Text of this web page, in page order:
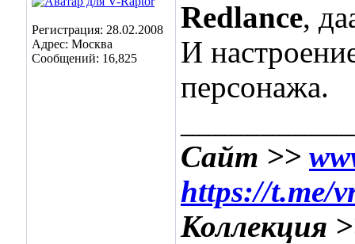
Регистрация: 28.02.2008
Адрес: Москва
Сообщений: 16,825
Redlance,
И
персонажа.
Сайт >>
https://t.me/
Коллекция